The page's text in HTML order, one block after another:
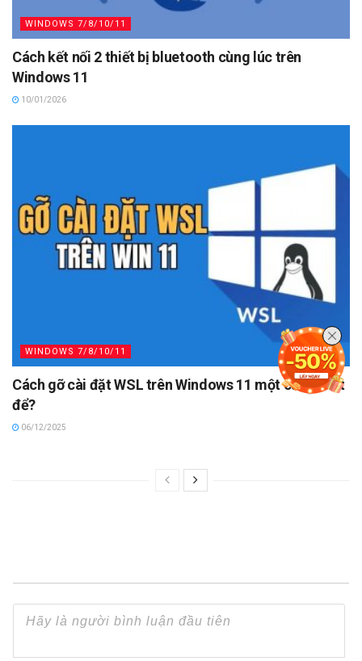
WINDOWS 7/8/10/11
Cách kết nối 2 thiết bị bluetooth cùng lúc trên
Windows 11
10/01/2026
WINDOWS 7/8/10/11
Cách gỡ cài đặt WSL trên Windows 11 một cách triệt
để?
06/12/2025